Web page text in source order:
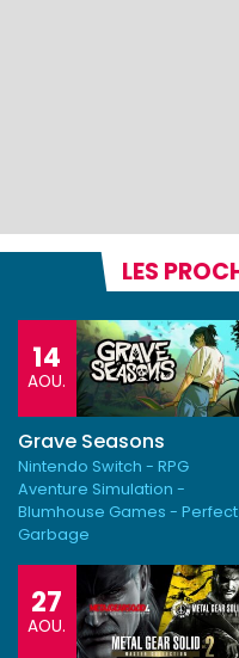
LES
14
AOU.
Grave Seasons
Nintendo Switch - RPG
Aventure Simulation -
Blumhouse Games - Perfect
Garbage
27
AOU.